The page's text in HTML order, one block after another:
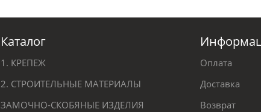
Каталог
1. КРЕПЕЖ
2. СТРОИТЕЛЬНЫЕ МАТЕРИАЛЫ
ЗАМОЧНО-СКОБЯНЫЕ ИЗДЕЛИЯ
Оплата
Доставка
Возврат